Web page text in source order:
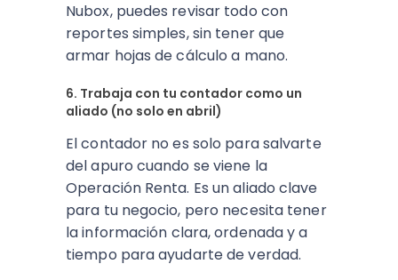
Nubox, puedes revisar todo con
reportes simples, sin tener que
armar hojas de cálculo a mano.
6. Trabaja con tu contador como un
aliado (no solo en abril)
El contador no es solo para salvarte
del apuro cuando se viene la
Operación Renta. Es un aliado clave
para tu negocio, pero necesita tener
la información clara, ordenada y a
tiempo para ayudarte de verdad.